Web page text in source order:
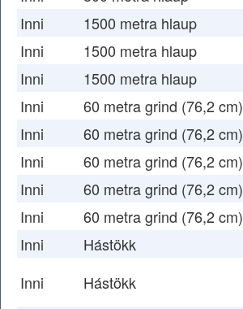
Inni
1500 metra hlaup
Inni
1500 metra hlaup
Inni
1500 metra hlaup
Inni
60 metra grind (76,2 cm)
Inni
60 metra grind (76,2 cm)
Inni
60 metra grind (76,2 cm)
Inni
60 metra grind (76,2 cm)
Inni
60 metra grind (76,2 cm)
Inni
Hástökk
Inni
Hástökk